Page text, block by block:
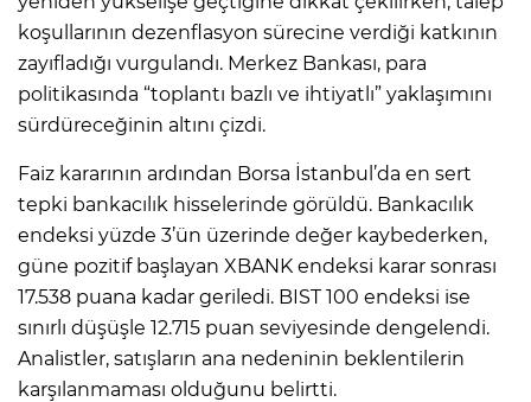
koşullarının dezenflasyon sürecine verdiği katkının
zayıfladığı vurgulandı. Merkez Bankası, para
politikasında “toplantı bazlı ve ihtiyatlı” yaklaşımını
sürdüreceğinin altını çizdi.
Faiz kararının ardından Borsa İstanbul’da en sert
tepki bankacılık hisselerinde görüldü. Bankacılık
endeksi yüzde 3’ün üzerinde değer kaybederken,
güne pozitif başlayan XBANK endeksi karar sonrası
17.538 puana kadar geriledi. BIST 100 endeksi ise
sınırlı düşüşle 12.715 puan seviyesinde dengelendi.
Analistler, satışların ana nedeninin beklentilerin
karşılanmaması olduğunu belirtti.